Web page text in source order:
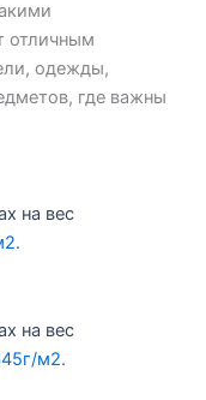
отличным
одежды,
где важны
на вес
на вес
м2.